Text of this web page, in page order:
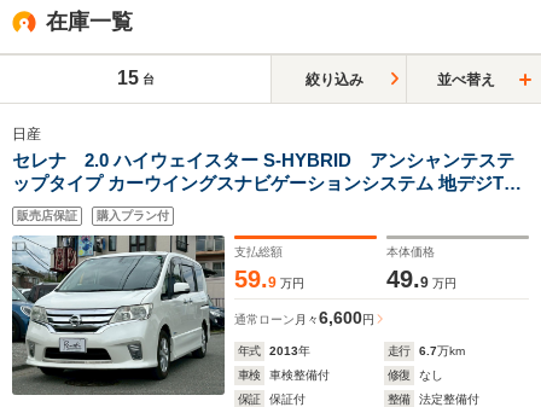
在庫一覧
15 台 絞り込み 並べ替え
日産
セレナ 2.0 ハイウェイスター S-HYBRID アンシャンテステ
ップタイプ カーウイングスナビゲーションシステム 地デジTV
アラウンドビューモニター ビルトインETC 両側パワースライド
ドア HIDヘッドランプ インテリジェントキープッシュエンジン
スターター
販売店保証 購入プラン付
支払総額
59.9 万円
本体価格
49.9 万円
通常ローン 月々6,600円
年式 2013年 走行 6.7万km
車検
車検整備付 修復
なし
保証
保証付 整備
法定整備付